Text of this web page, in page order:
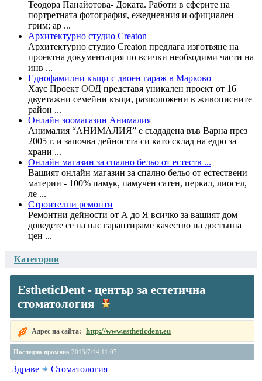
Теодора Панайотова- Доката. Работи в сферите на
портретната фотография, ежедневния и официален
грим; ар ...
Архитектурно студио Creaton
Архитектурно студио Creaton предлага изготвяне на
проектна документация по всички необходими части на
инв ...
Еднофамилни къщи с двоен гараж в Марково
Хаус Проект ООД представя уникален проект от 16
двуетажни семейни къщи, разположени в живописните
район ...
Онлайн зоомагазин Анималия
Aнималия “АНИМАЛИЯ” е създадена във Варна през
2005 г. и започва дейността си като склад на едро за
храни ...
Онлайн магазин за спално бельо от естеств ...
Вашият онлайн магазин за спално бельо от естествени
материи - 100% памук, памучен сатен, перкал, лиосел,
ле ...
Строителни ремонти
Ремонтни дейности от А до Я всичко за вашият дом
доведете се на нас гарантираме качество на достъпна
цен ...
Категории
EstheticDent - център за естетична
стоматология
Адрес на сайта: http://www.estheticdent.eu
Последна промяна 2013/7/14 11:07
Здраве Стоматология